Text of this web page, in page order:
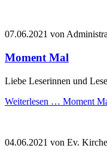
07.06.2021 von
Moment Mal
Liebe Leserinnen und
Weiterlesen … Moment
04.06.2021 von Ev.